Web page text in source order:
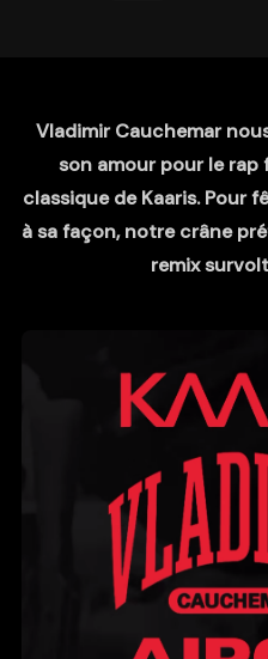
Vladimir Cauchemar
son amour pour le
classique de Kaaris. Pour
à sa façon, notre crâne
remix